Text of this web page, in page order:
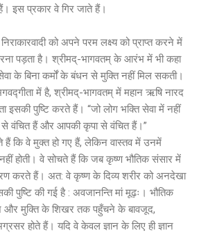
इस प्रकार वे गिर जाते हैं।
को अपने परम लक्ष्य को प्राप्त करने में
पड़ता है। श्रीमद्-भागवतम् के आरंभ में भी कहा
के बिना कर्मों के बंधन से मुक्ति नहीं मिल सकती।
में है, श्रीमद्-भागवतम् में महान ऋषि नारद
इसकी पुष्टि करते हैं। “जो लोग भक्ति सेवा में नहीं
से वंचित हैं और आपकी कृपा से वंचित हैं।”
हैं कि वे मुक्त हो गए हैं, लेकिन वास्तव में उनमें
होती। वे सोचते हैं कि जब कृष्ण भौतिक संसार में
करते हैं। अत: वे कृष्ण के दिव्य शरीर को अनदेखा
पुष्टि की गई है : अवजानन्ति मां मूढ़ः। भौतिक
और मुक्ति के शिखर तक पहुँचने के बावजूद,
होते हैं। यदि वे केवल ज्ञान के लिए ही ज्ञान